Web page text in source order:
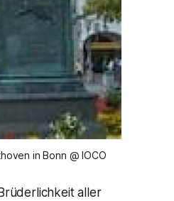
in Bonn @ IOCO
aller